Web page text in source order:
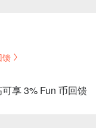
馈
享 3% Fun 币回馈